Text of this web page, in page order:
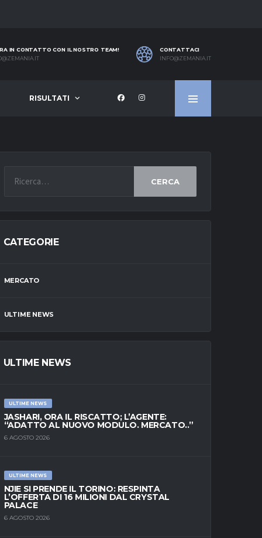
IN CONTATTO CON IL NOSTRO TEAM!
CONTATTACI
INFO@ZEMANIA.IT
RISULTATI
CERCA
CATEGORIE
MERCATO
ULTIME NEWS
ULTIME NEWS
ULTIME NEWS
JASHARI, ORA IL RISCATTO; L’AGENTE:
“ADATTO AL NUOVO MODULO. MERCATO..”
6 AGOSTO 2026
ULTIME NEWS
NJIE SI PRENDE IL TORINO: RESPINTA
L’OFFERTA DI 16 MILIONI DAL CRYSTAL
PALACE
6 AGOSTO 2026